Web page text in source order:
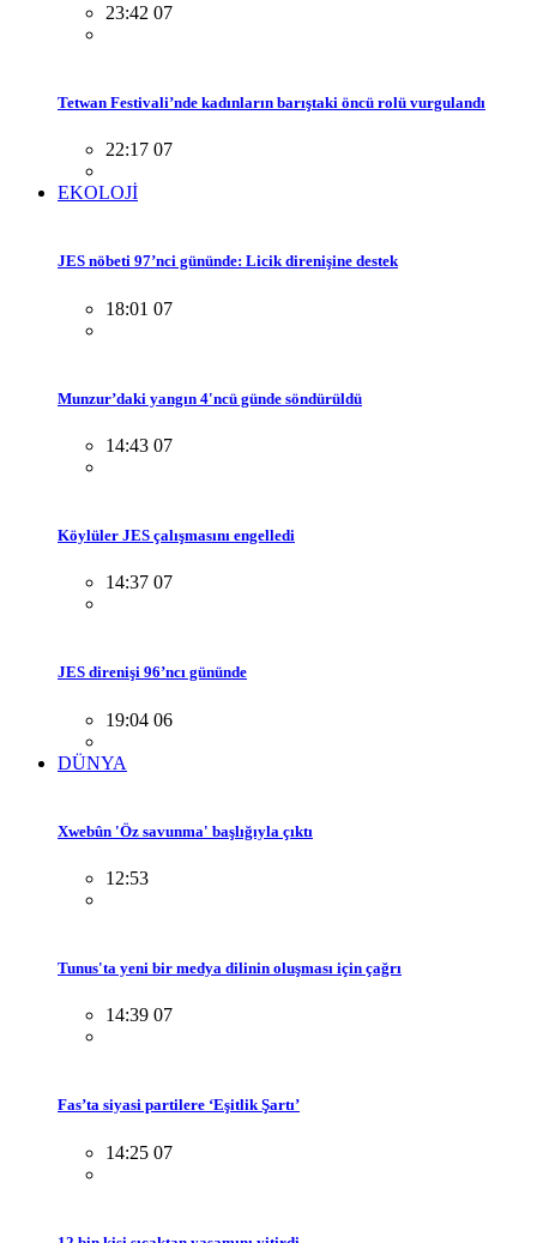
23:42 07
Tetwan Festivali’nde kadınların barıştaki öncü rolü vurgulandı
22:17 07
EKOLOJİ
JES nöbeti 97’nci gününde: Licik direnişine destek
18:01 07
Munzur’daki yangın 4'ncü günde söndürüldü
14:43 07
Köylüler JES çalışmasını engelledi
14:37 07
JES direnişi 96’ncı gününde
19:04 06
DÜNYA
Xwebûn 'Öz savunma' başlığıyla çıktı
12:53
Tunus'ta yeni bir medya dilinin oluşması için çağrı
14:39 07
Fas’ta siyasi partilere ‘Eşitlik Şartı’
14:25 07